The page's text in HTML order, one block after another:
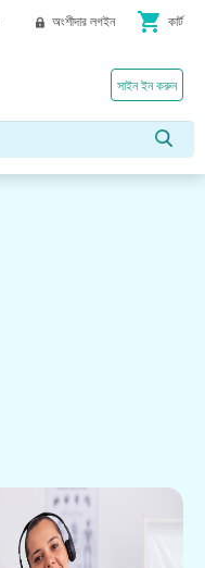
অংশীদার লগইন shopping_cart কার্ট
সাইন ইন করুন